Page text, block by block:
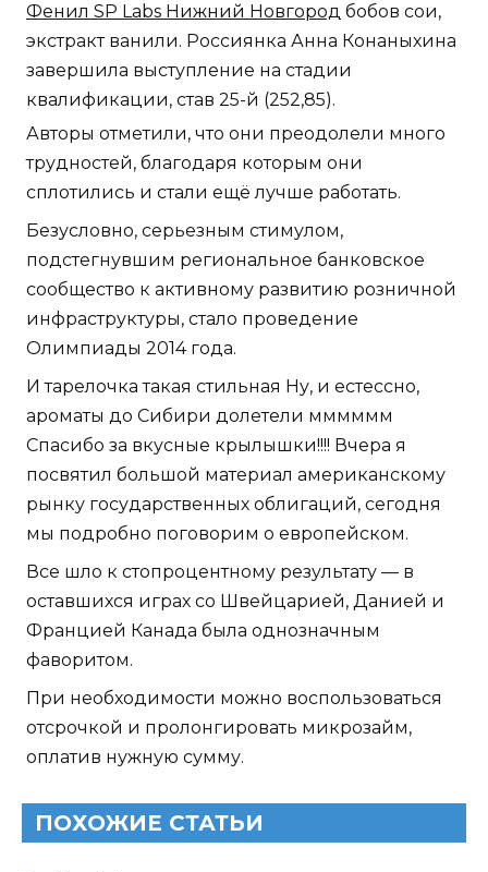
Фенил SP Labs Нижний Новгород бобов сои,
экстракт ванили. Россиянка Анна Конаныхина
завершила выступление на стадии
квалификации, став 25-й (252,85).
Авторы отметили, что они преодолели много
трудностей, благодаря которым они
сплотились и стали ещё лучше работать.
Безусловно, серьезным стимулом,
подстегнувшим региональное банковское
сообщество к активному развитию розничной
инфраструктуры, стало проведение
Олимпиады 2014 года.
И тарелочка такая стильная Ну, и естессно,
ароматы до Сибири долетели мммммм
Спасибо за вкусные крылышки!!!! Вчера я
посвятил большой материал американскому
рынку государственных облигаций, сегодня
мы подробно поговорим о европейском.
Все шло к стопроцентному результату — в
оставшихся играх со Швейцарией, Данией и
Францией Канада была однозначным
фаворитом.
При необходимости можно воспользоваться
отсрочкой и пролонгировать микрозайм,
оплатив нужную сумму.
ПОХОЖИЕ СТАТЬИ